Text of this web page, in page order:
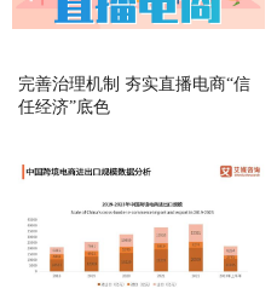
完善治理机制 夯实直播电商“信
任经济”底色